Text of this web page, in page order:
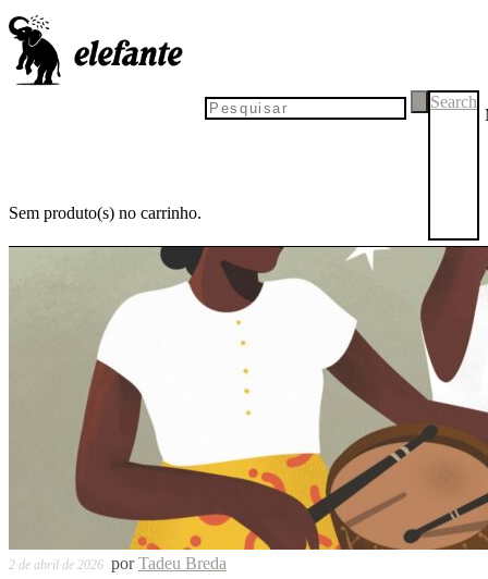
Sem produto(s) no carrinho.
Search
2 de abril de 2026 porTadeu Breda